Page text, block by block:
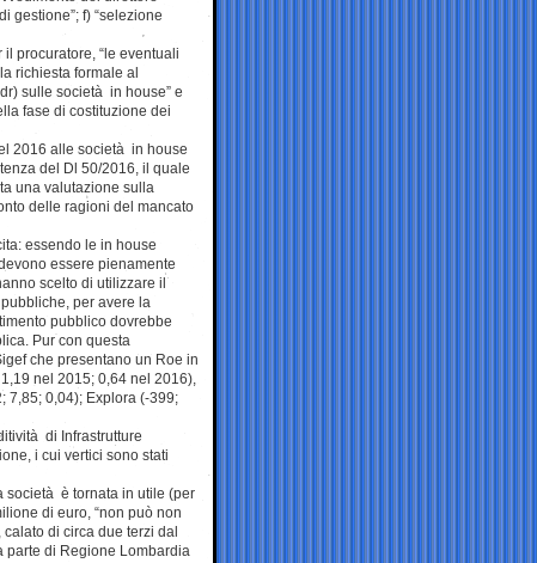
gestione”; f) “selezione
procuratore, “le eventuali
richiesta formale al
sulle società in house” e
fase di costituzione dei
2016 alle società in house
del Dl 50/2016, il quale
una valutazione sulla
delle ragioni del mancato
essendo le in house
essere pienamente
scelto di utilizzare il
per avere la
pubblico dovrebbe
Pur con questa
che presentano un Roe in
nel 2015; 0,64 nel 2016),
7,85; 0,04); Explora (-399;
di Infrastrutture
i cui vertici sono stati
società è tornata in utile (per
di euro, “non può non
di circa due terzi dal
parte di Regione Lombardia